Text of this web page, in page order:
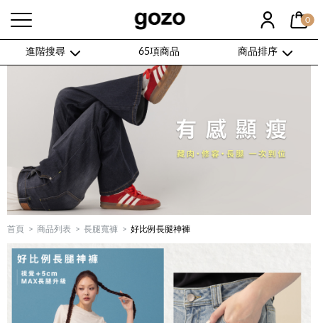
0
首頁 商品列表 長腿寬褲 好比例長腿神褲
進階搜尋 65項商品 商品排序